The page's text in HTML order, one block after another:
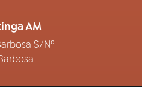
AM
S/Nº